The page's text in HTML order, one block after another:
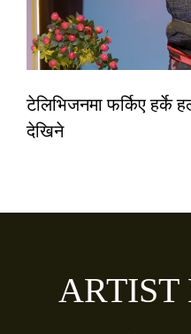
टेलिभिजनमा फर्किए हर्के
देखिने